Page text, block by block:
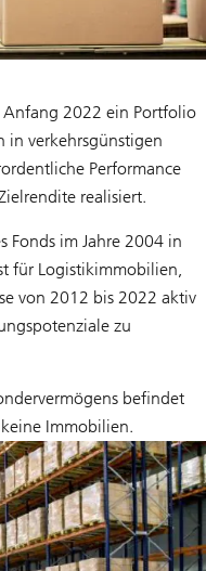
Anfang 2022 ein Portfolio
in verkehrsgünstigen
Performance
realisiert.
Fonds im Jahre 2004 in
für Logistikimmobilien,
von 2012 bis 2022 aktiv
zu
befindet
Immobilien.